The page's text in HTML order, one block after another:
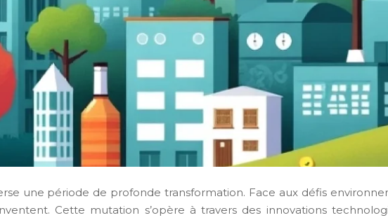
une période de profonde transformation. Face aux défis
Cette mutation s’opère à travers des innovations